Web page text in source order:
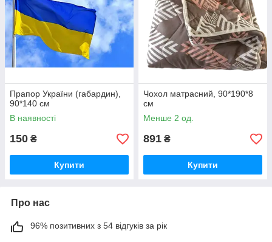
Прапор України (габардин),
90*140 см
В наявності
150 ₴
Купити
Чохол матрасний, 90*190*8
см
Менше 2 од.
891 ₴
Купити
Про нас
96% позитивних з 54 відгуків за рік